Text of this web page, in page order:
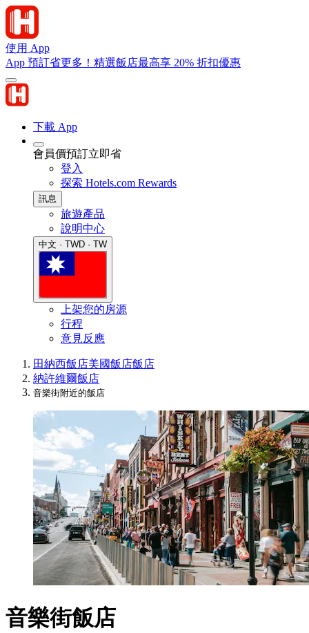
使用 App
App 預訂省更多！精選飯店最高享 20% 折扣優惠
下載 App
會員價預訂立即省
登入
探索 Hotels.com Rewards
訊息
旅遊產品
說明中心
中文 · TWD · TW
上架您的房源
行程
意見反應
田納西飯店美國飯店飯店
納許維爾飯店
音樂街附近的飯店
音樂街飯店